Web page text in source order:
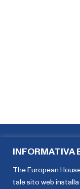
The European
tale sito web